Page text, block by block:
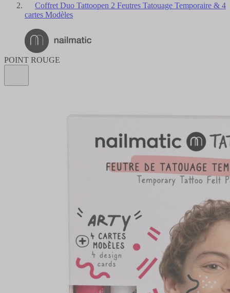
Coffret Duo Tattoopen 2 Feutres Tatouage Temporaire & 4
cartes Modèles
POINT ROUGE